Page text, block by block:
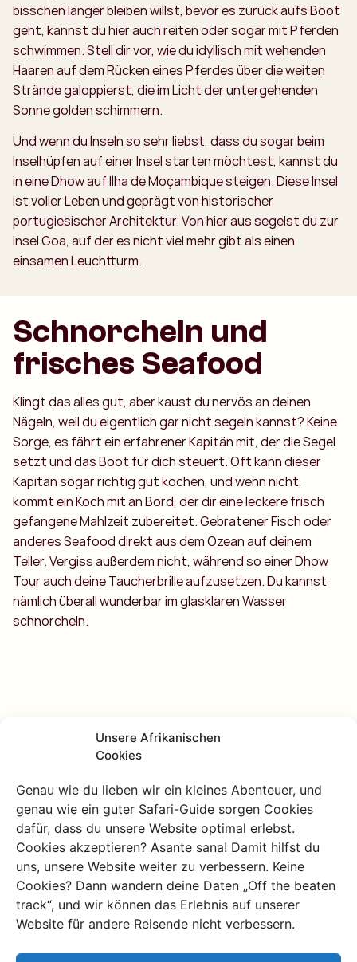
Unsere Afrikanischen
Cookies
Genau wie du lieben wir ein kleines Abenteuer, und
genau wie ein guter Safari-Guide sorgen Cookies
dafür, dass du unsere Website optimal erlebst.
Cookies akzeptieren? Asante sana! Damit hilfst du
uns, unsere Website weiter zu verbessern. Keine
Cookies? Dann wandern deine Daten „Off the beaten
track“, und wir können das Erlebnis auf unserer
Website für andere Reisende nicht verbessern.
bisschen länger bleiben willst, bevor es zurück aufs Boot
geht, kannst du hier auch reiten oder sogar mit Pferden
schwimmen. Stell dir vor, wie du idyllisch mit wehenden
Haaren auf dem Rücken eines Pferdes über die weiten
Strände galoppierst, die im Licht der untergehenden
Sonne golden schimmern.
Und wenn du Inseln so sehr liebst, dass du sogar beim
Inselhüpfen auf einer Insel starten möchtest, kannst du
in eine Dhow auf Ilha de Moçambique steigen. Diese Insel
ist voller Leben und geprägt von historischer
portugiesischer Architektur. Von hier aus segelst du zur
Insel Goa, auf der es nicht viel mehr gibt als einen
einsamen Leuchtturm.
Schnorcheln und
frisches Seafood
Klingt das alles gut, aber kaust du nervös an deinen
Nägeln, weil du eigentlich gar nicht segeln kannst? Keine
Sorge, es fährt ein erfahrener Kapitän mit, der die Segel
setzt und das Boot für dich steuert. Oft kann dieser
Kapitän sogar richtig gut kochen, und wenn nicht,
kommt ein Koch mit an Bord, der dir eine leckere frisch
gefangene Mahlzeit zubereitet. Gebratener Fisch oder
anderes Seafood direkt aus dem Ozean auf deinem
Teller. Vergiss außerdem nicht, während so einer Dhow
Tour auch deine Taucherbrille aufzusetzen. Du kannst
nämlich überall wunderbar im glasklaren Wasser
schnorcheln.